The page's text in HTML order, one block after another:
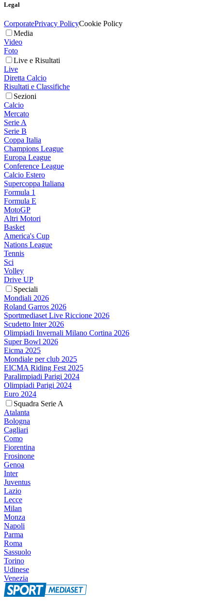
Legal
CorporatePrivacy PolicyCookie Policy
Media
Video
Foto
Live e Risultati
Live
Diretta Calcio
Risultati e Classifiche
Sezioni
Calcio
Mercato
Serie A
Serie B
Coppa Italia
Champions League
Europa League
Conference League
Calcio Estero
Supercoppa Italiana
Formula 1
Formula E
MotoGP
Altri Motori
Basket
America's Cup
Nations League
Tennis
Sci
Volley
Drive UP
Speciali
Mondiali 2026
Roland Garros 2026
Sportmediaset Live Riccione 2026
Scudetto Inter 2026
Olimpiadi Invernali Milano Cortina 2026
Super Bowl 2026
Eicma 2025
Mondiale per club 2025
EICMA Riding Fest 2025
Paralimpiadi Parigi 2024
Olimpiadi Parigi 2024
Euro 2024
Squadra Serie A
Atalanta
Bologna
Cagliari
Como
Fiorentina
Frosinone
Genoa
Inter
Juventus
Lazio
Lecce
Milan
Monza
Napoli
Parma
Roma
Sassuolo
Torino
Udinese
Venezia